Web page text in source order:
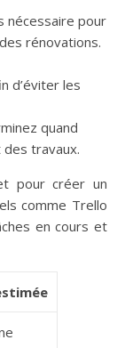
nécessaire pour
rénovations.
d’éviter les
quand
des travaux.
pour créer un
comme Trello
en cours et